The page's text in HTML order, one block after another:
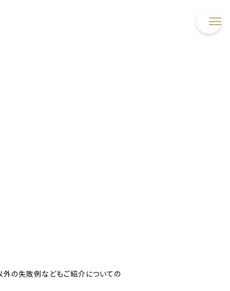
外の失敗例などもご紹介についての